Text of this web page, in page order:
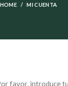
HOME MI CUENTA
favor, introduce